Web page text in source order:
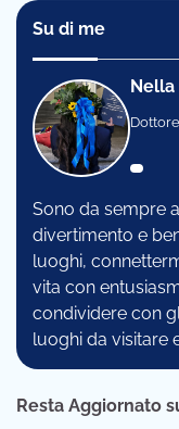
Su di me
Nella
Sono da sempre
divertimento e
luoghi,
vita con
condividere con
luoghi da visitare
Resta Aggiornato